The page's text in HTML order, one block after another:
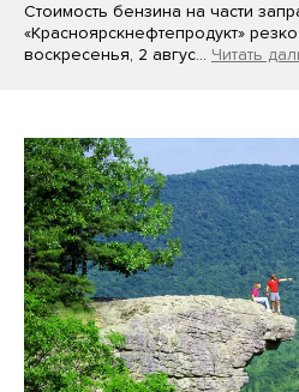
Стоимость бензина на части
«Красноярскнефтепродукт»
воскресенья, 2 авгус… Читать